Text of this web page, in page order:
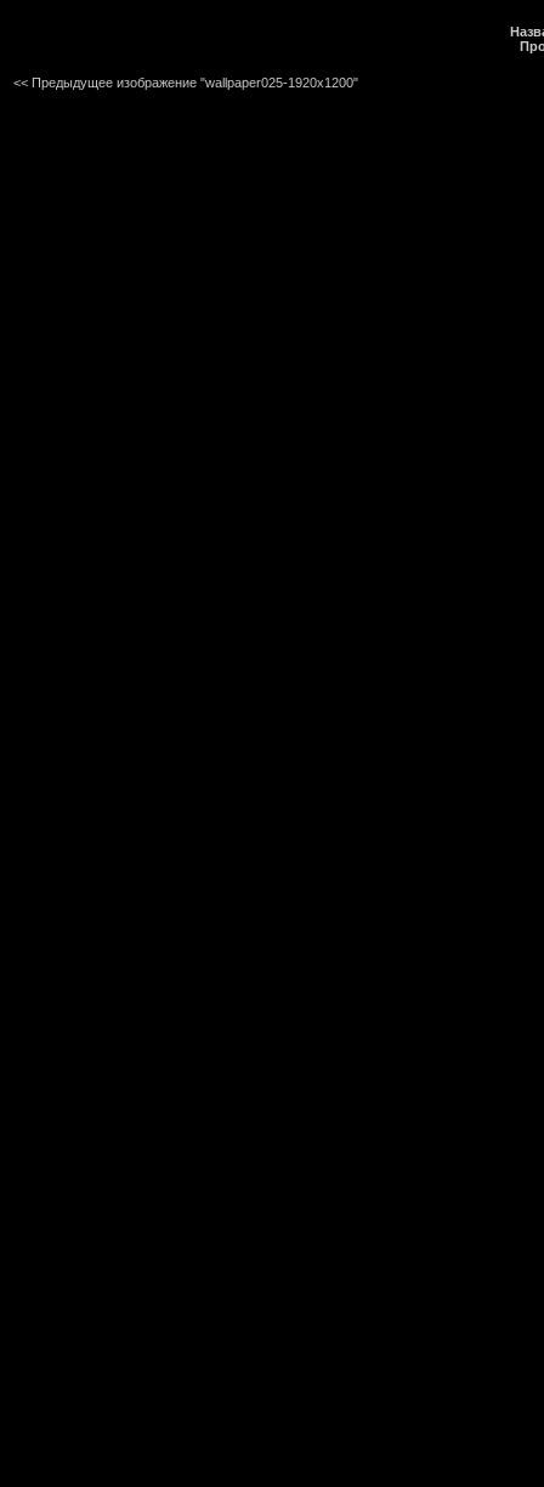
<< Предыдущее изображение "wallpaper025-1920x1200"